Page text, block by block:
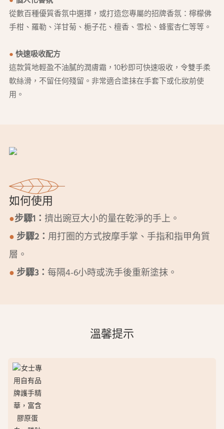
從數百種優質香氛中選擇，或打造您專屬的招牌香氛：檸檬佛
手柑、羅勒、洋甘菊、梔子花、檀香、雪松、蜂蜜杏仁等等。
● 快速吸收配方
這款質地輕盈不油膩的潤膚霜，10秒即可快速吸收，令雙手柔
軟絲滑，不留任何殘留。非常適合塗抹在手套下或化妝前使
用。
如何使用
●步驟1： 擠出豌豆大小的量在乾淨的手上。
● 步驟2： 用打圈的方式按摩手掌、手指和指甲角質
層。
● 步驟3： 每隔4-6小時或洗手後重新塗抹。
溫馨提示